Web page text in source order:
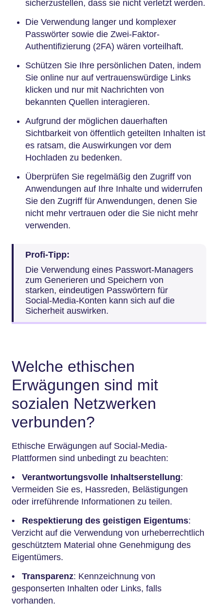
sicherzustellen, dass sie nicht verletzt werden.
Die Verwendung langer und komplexer
Passwörter sowie die Zwei-Faktor-
Authentifizierung (2FA) wären vorteilhaft.
Schützen Sie Ihre persönlichen Daten, indem
Sie online nur auf vertrauenswürdige Links
klicken und nur mit Nachrichten von
bekannten Quellen interagieren.
Aufgrund der möglichen dauerhaften
Sichtbarkeit von öffentlich geteilten Inhalten ist
es ratsam, die Auswirkungen vor dem
Hochladen zu bedenken.
Überprüfen Sie regelmäßig den Zugriff von
Anwendungen auf Ihre Inhalte und widerrufen
Sie den Zugriff für Anwendungen, denen Sie
nicht mehr vertrauen oder die Sie nicht mehr
verwenden.
Profi-Tipp:
Die Verwendung eines Passwort-Managers
zum Generieren und Speichern von
starken, eindeutigen Passwörtern für
Social-Media-Konten kann sich auf die
Sicherheit auswirken.
Welche ethischen
Erwägungen sind mit
sozialen Netzwerken
verbunden?
Ethische Erwägungen auf Social-Media-
Plattformen sind unbedingt zu beachten:
•
Verantwortungsvolle Inhaltserstellung:
Vermeiden Sie es, Hassreden, Belästigungen
oder irreführende Informationen zu teilen.
•
Respektierung des geistigen Eigentums:
Verzicht auf die Verwendung von urheberrechtlich
geschütztem Material ohne Genehmigung des
Eigentümers.
•
Transparenz: Kennzeichnung von
gesponserten Inhalten oder Links, falls
vorhanden.